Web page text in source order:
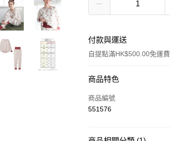
付款與運送
自提點滿HK$500.00免運費
付款方式
信用卡
商品特色
商品編號
551576